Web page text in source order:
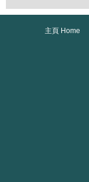
主頁 Home